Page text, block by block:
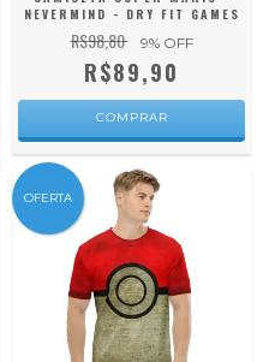
NEVERMIND - DRY FIT GAMES
R$98,80 9% OFF
R$89,90
COMPRAR
OFERTA